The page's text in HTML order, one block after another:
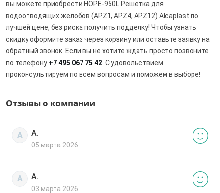
вы можете приобрести HOPE-950L Решетка для
водоотводящих желобов (APZ1, APZ4, APZ12) Alcaplast по
лучшей цене, без риска получить подделку! Чтобы узнать
скидку оформите заказ через корзину или оставьте заявку на
обратный звонок. Если вы не хотите ждать просто позвоните
по телефону +7 495 067 75 42 . С удовольствием
проконсультируем по всем вопросам и поможем в выборе!
Отзывы о компании
А А.
05 марта 2026
А А.
03 марта 2026